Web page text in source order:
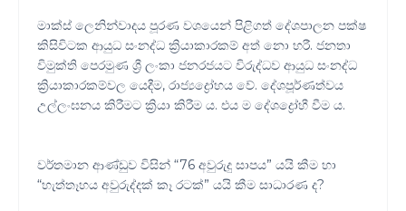
මාක්ස් ලෙනින්වාදය පූරණ වශයෙන් පිළිගත් දේශපාලන පක්ෂ
කිසිවිටක ආයුධ සංනද්ධ ක්‍රියාකාරකම් අත් නො හරී. ජනතා
විමුක්ති පෙරමුණ ශ්‍රී ලංකා ජනරජයට විරුද්ධව ආයුධ සංනද්ධ
ක්‍රියාකාරකම්වල යෙදීම, රාජ්‍යද්‍රෝහය වේ. දේශපූර්ණත්වය
උල්ලංඝනය කිරීමට ක්‍රියා කිරීම ය. එය ම දේශද්‍රෝහී වීම ය.
වර්තමාන ආණ්ඩුව විසින් “76 අවුරුදු සාපය” යයි කීම හා
“හැත්තෑහය අවුරුද්දක් කෑ රටක්” යයි කීම සාධාරණ ද?